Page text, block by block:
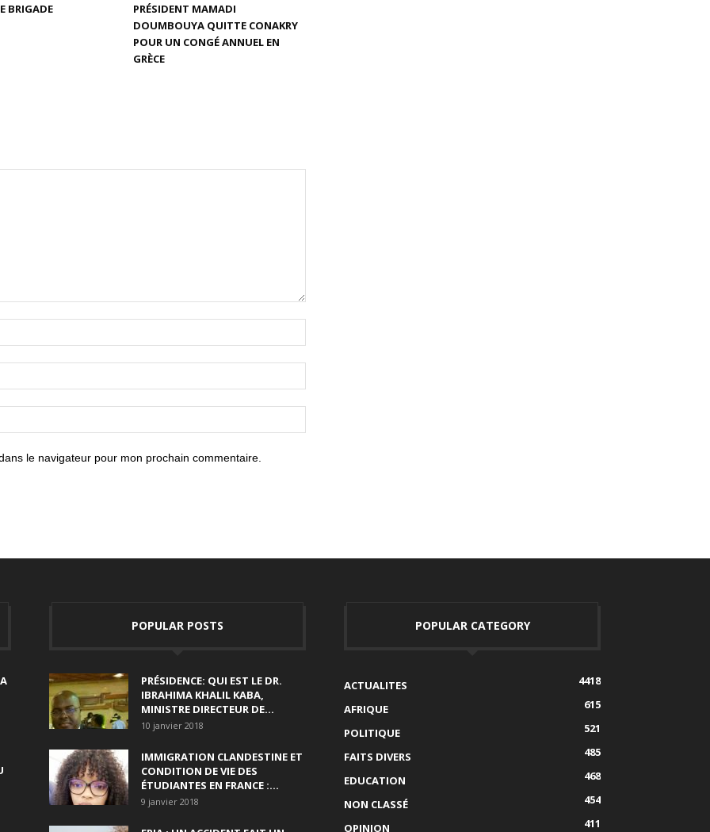
BRIGADE
PRÉSIDENT MAMADI
DOUMBOUYA QUITTE CONAKRY
POUR UN CONGÉ ANNUEL EN
GRÈCE
le navigateur pour mon prochain commentaire.
POPULAR POSTS
PRÉSIDENCE: QUI EST LE DR.
IBRAHIMA KHALIL KABA,
MINISTRE DIRECTEUR DE...
10 janvier 2018
IMMIGRATION CLANDESTINE ET
CONDITION DE VIE DES
ÉTUDIANTES EN FRANCE :...
9 janvier 2018
POPULAR CATEGORY
ACTUALITES
4418
AFRIQUE
615
POLITIQUE
521
FAITS DIVERS
485
EDUCATION
468
NON CLASSÉ
454
OPINION
411